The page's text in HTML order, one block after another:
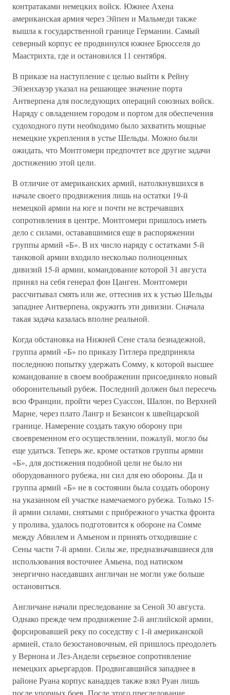
контратаками немецких войск. Южнее Ахена
американская армия через Эйпен и Мальмеди также
вышла к государственной границе Германии. Самый
северный корпус ее продвинулся южнее Брюсселя до
Маастрихта, где и остановился 11 сентября.
В приказе на наступление с целью выйти к Рейну
Эйзенхауэр указал на решающее значение порта
Антверпена для последующих операций союзных войск.
Наряду с овладением городом и портом для обеспечения
судоходного пути необходимо было захватить мощные
немецкие укрепления в устье Шельды. Можно были
ожидать, что Монтгомери предпочтет все другие задачи
достижению этой цели.
В отличие от американских армий, натолкнувшихся в
начале своего продвижения лишь на остатки 19-й
немецкой армии на юге и почти не встречавших
сопротивления в центре, Монтгомери пришлось иметь
дело с силами, остававшимися еще в распоряжении
группы армий «Б». В их число наряду с остатками 5-й
танковой армии входило несколько полноценных
дивизий 15-й армии, командование которой 31 августа
принял на себя генерал фон Цанген. Монтгомери
рассчитывал смять или же, оттеснив их к устью Шельды
западнее Антверпена, окружить эти дивизии. Сначала
такая задача казалась вполне реальной.
Когда обстановка на Нижней Сене стала безнадежной,
группа армий «Б» по приказу Гитлера предприняла
последнюю попытку удержать Сомму, к которой высшее
командование в своем воображении присоединяло новый
оборонительный рубеж. Последний должен был пересечь
всю Франции, пройти через Суассон, Шалон, по Верхней
Марне, через плато Лангр и Безансон к швейцарской
границе. Намерение создать такую оборону при
своевременном его осуществлении, пожалуй, могло бы
еще удаться. Теперь же, кроме остатков группы армии
«Б», для достижения подобной цели не было ни
оборудованного рубежа, ни сил для ею обороны. Да и
группа армий «Б» не в состоянии была создать оборону
на указанном ей участке намечаемого рубежа. Только 15-
й армии силами, снятыми с прибрежного участка фронта
у пролива, удалось подготовится к обороне на Сомме
между Абвилем и Амьеном и принять отходившие с
Сены части 7-й армии. Силы же, предназначавшиеся для
использования восточнее Амьена, под натиском
энергично наседавших англичан не могли уже больше
остановиться.
Англичане начали преследование за Сеной 30 августа.
Однако прежде чем продвижение 2-й английской армии,
форсировавшей реку по соседству с 1-й американской
армией, стало безостановочным, ей пришлось преодолеть
у Вернона и Лез-Андели серьезное сопротивление
немецких арьергардов. Продвигавшийся западнее в
районе Руана корпус канадцев также взял Руан лишь
после упорных боев. После этого преследование